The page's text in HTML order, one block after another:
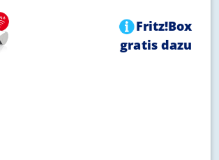
Fritz!Box
gratis dazu